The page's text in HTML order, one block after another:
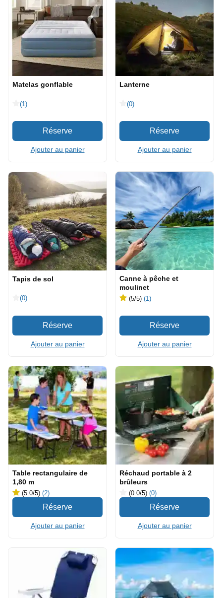
Matelas gonflable
(1)
Ajouter au panier
Lanterne
(0)
Ajouter au panier
Tapis de sol
(0)
Ajouter au panier
Canne à pêche et
moulinet
(5/5) (1)
Ajouter au panier
Table rectangulaire de
1,80 m
(5.0/5) (2)
Ajouter au panier
Réchaud portable à 2
brûleurs
(0.0/5) (0)
Ajouter au panier